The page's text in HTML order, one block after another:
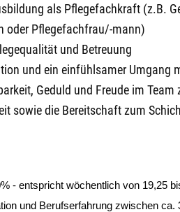
als Pflegefachkraft (z.B.
oder Pflegefachfrau/-mann)
und Betreuung
und ein einfühlsamer Umgang
Geduld und Freude im Team
sowie die Bereitschaft zum
- entspricht wöchentlich von 19,25
und Berufserfahrung zwischen ca.